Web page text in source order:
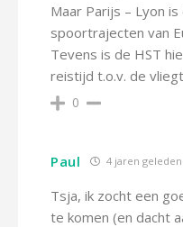
Maar Parijs – Lyon
spoortrajecten van
Tevens is de HST
reistijd t.o.v. de
0
Paul 4 jaren geleden
Tsja, ik zocht een
te komen (en dacht